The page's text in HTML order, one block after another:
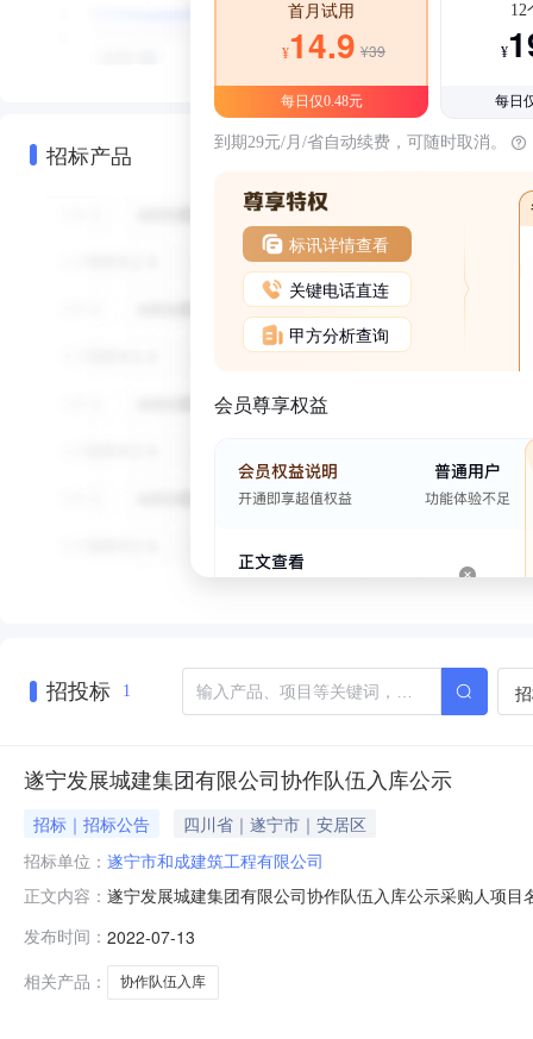
招标产品
首月试用
¥14.9 ¥39
每日仅0.48元
12
¥
每日
到期29元/月/省自动续费，可随时取消。
标讯详情查看
关键电话直连
甲方分析查询
会员尊享权益
招投标 1
遂宁发展城建集团有限公司协作队伍入库公示
招标｜招标公告
四川省｜遂宁市｜安居区
招标单位： 遂宁市和成建筑工程有限公司
正文内容： 遂宁发展城建集团有限公司协作队伍入库公示采购人项
入库信息（一）专业协作队伍库1.建筑装饰装修工程四
限公司；四
发布时间： 2022-07-13
相关产品：
协作队伍入库